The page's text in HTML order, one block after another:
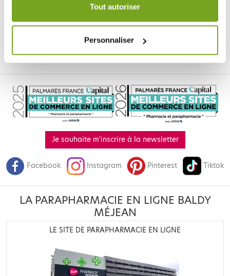
Tout autoriser
Personnaliser
LIERAC VITAMINE C PURE
COFFRET SERUM + CORRECTION
CERNES
44,95 € 40,45 €
AJOUTER AU PANIER
LIERAC PROTOCOLE ANTI TACHES
SERUM + STICK PROTECTEUR
37,69 €
AJOUTER AU PANIER
Je souhaite m'inscrire à la newsletter
Facebook Instagram Pinterest Tiktok
LA PARAPHARMACIE EN LIGNE BALDY
MÉJEAN
LE SITE DE PARAPHARMACIE EN LIGNE